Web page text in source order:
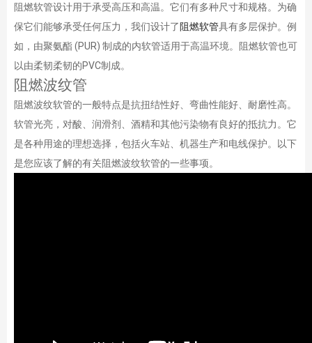
阻燃软管设计用于承受高压和高温。它们有多种尺寸和规格。为确
保它们能够承受任何压力，我们设计了 阻燃软管具有多层保护。例
如，由聚氨酯 (PUR) 制成的内软管适用于高温环境。阻燃软管也可
以由柔韧柔韧的PVC制成。
阻燃波纹管
阻燃波纹软管的一般特点是抗扭结性好、弯曲性能好、耐磨性高。
软管光亮，对酸、润滑剂、酒精和其他污染物有良好的抵抗力。它
是各种用途的理想选择，包括火车站、机器生产和电线保护。以下
是您应该了解的有关阻燃波纹软管的一些事项。